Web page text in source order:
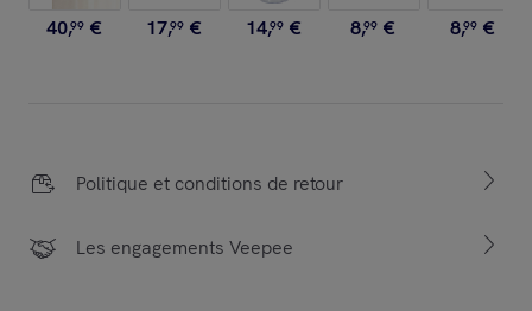
40,99 € 17,99 € 14,99 € 8,99 € 8,99 €
Politique et conditions de retour
Les engagements Veepee